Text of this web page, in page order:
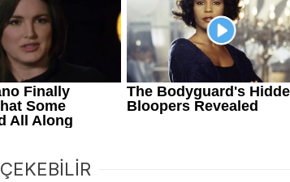
ÇEKEBİLİR